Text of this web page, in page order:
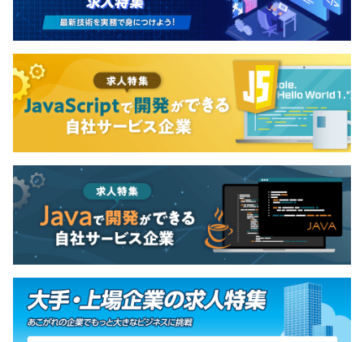
・チーム／社内外コミュニケーションを頻繁に取りながら
プロジェクトを進めていく必要があるため、活気のあるチ
ームが多いです（黙々とPCに向かって仕事をすることは
比較的少ないです）
・お客様や営業メンバーとの密なコミュニケーションが必
要となるため、外交的な方が多いです
【開発環境】
・言語：VB.net、Java、Python、shell、PL／SQL
・DB：Oracle、MySQL、Redshift
年1回（4月）
社会保険完備（健康保険・厚生年金加入・雇用保険・労災
保険）
3カ月（待遇の変更はありません）